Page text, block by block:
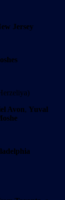
Jersey
Avon, Yuval